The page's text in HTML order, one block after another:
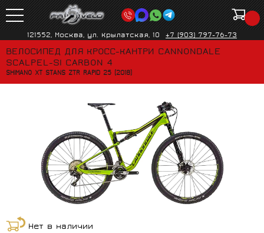
121552, Москва, ул. Крылатская, 10 +7 (903) 797-76-73
ВЕЛОСИПЕД ДЛЯ КРОСС-КАНТРИ CANNONDALE
SCALPEL-SI CARBON 4
SHIMANO XT STANS ZTR RAPID 25 (2018)
Нет в наличии